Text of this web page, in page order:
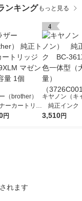
ンキング もっと見る
（brother）
ーカートリッ
マゼン
円
4
キヤノン（キ
純正イン
1XL 3色一体
3,510円
れます